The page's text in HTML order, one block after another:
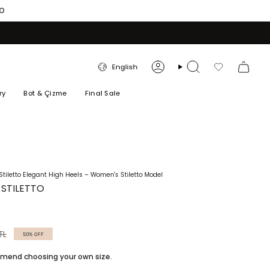
LANGUAGE
English AccountSearch Favorilerim
Bot & Çizme Final Sale
Elegant High Heels – Women's Stiletto Model
50% OFF
choosing your own size.